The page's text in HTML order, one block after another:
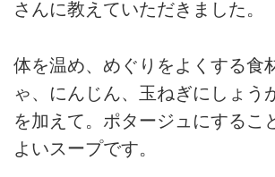
さんに教えていただきました。
体を温め、めぐりをよくする食
ゃ、にんじん、玉ねぎにしょう
を加えて。ポタージュにするこ
よいスープです。